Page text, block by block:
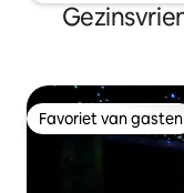
Favoriet van gasten
Favoriet van gasten